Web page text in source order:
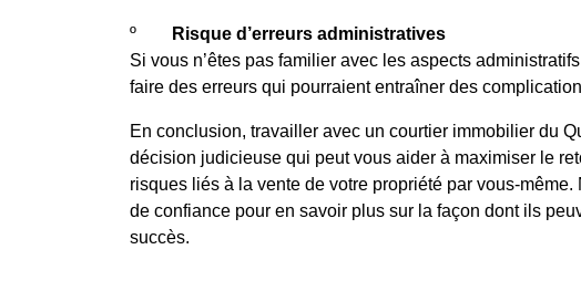
º
Risque d’erreurs administratives
Si vous n’êtes pas familier avec les aspects
faire des erreurs qui pourraient entraîner des
En conclusion, travailler avec un courtier immobilier du
décision judicieuse qui peut vous aider à maximiser le
risques liés à la vente de votre propriété par vous-
de confiance pour en savoir plus sur la façon dont ils
succès.